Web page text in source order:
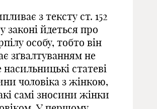
з тексту ст. 152
законі йдеться про
особу, тобто він
зґвалтуванням не
статеві
чоловіка з жінкою,
самі зносини жінки